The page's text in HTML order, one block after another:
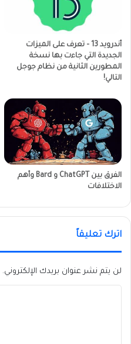
أندرويد 13 – تعرف على الميزات
الجديدة التي جاءت بها نسخة
المطورين الثانية من نظام جوجل
التالي!
الفرق بين ChatGPT و Bard وأهم
الاختلافات
اترك تعليقاً
لن يتم نشر عنوان بريدك الإلكتروني.